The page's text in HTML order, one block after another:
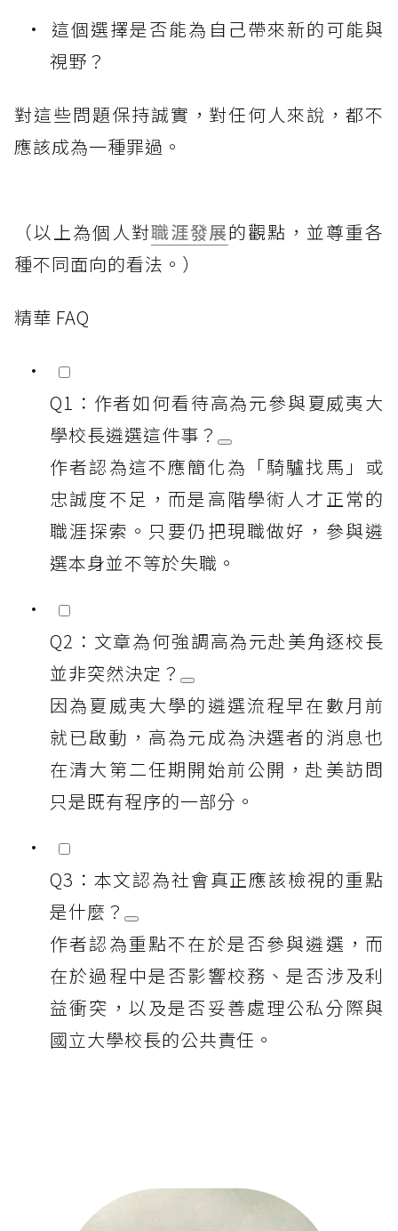
這個選擇是否能為自己帶來新的可能與
視野？
對這些問題保持誠實，對任何人來說，都不
應該成為一種罪過。
（以上為個人對職涯發展的觀點，並尊重各
種不同面向的看法。）
精華 FAQ
Q1：作者如何看待高為元參與夏威夷大
學校長遴選這件事？
作者認為這不應簡化為「騎驢找馬」或
忠誠度不足，而是高階學術人才正常的
職涯探索。只要仍把現職做好，參與遴
選本身並不等於失職。
Q2：文章為何強調高為元赴美角逐校長
並非突然決定？
因為夏威夷大學的遴選流程早在數月前
就已啟動，高為元成為決選者的消息也
在清大第二任期開始前公開，赴美訪問
只是既有程序的一部分。
Q3：本文認為社會真正應該檢視的重點
是什麼？
作者認為重點不在於是否參與遴選，而
在於過程中是否影響校務、是否涉及利
益衝突，以及是否妥善處理公私分際與
國立大學校長的公共責任。